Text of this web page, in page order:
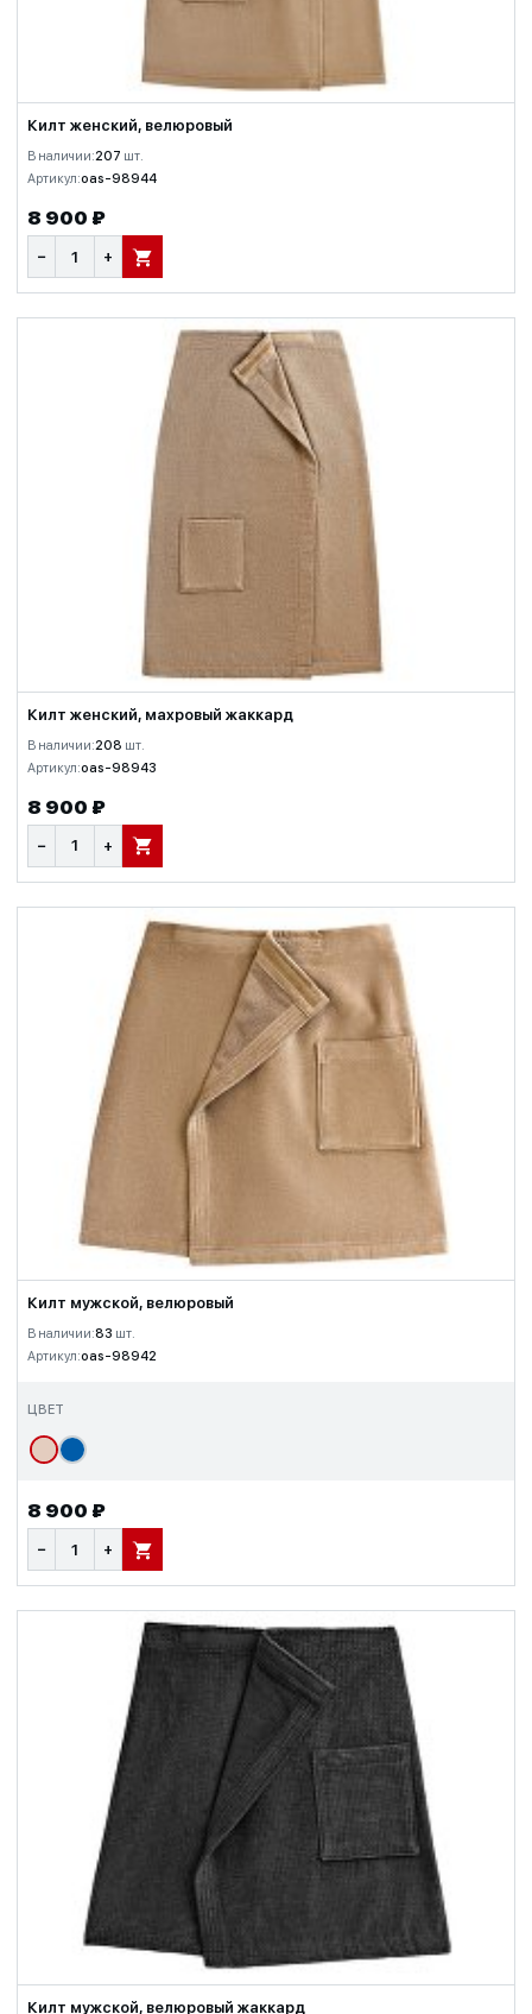
Килт женский, велюровый
В наличии:207 шт.
Артикул:oas-98944
8 900 ₽
− + В КОРЗИНУ
Килт женский, махровый жаккард
В наличии:208 шт.
Артикул:oas-98943
8 900 ₽
− + В КОРЗИНУ
Килт мужской, велюровый
В наличии:83 шт.
Артикул:oas-98942
ЦВЕТ
8 900 ₽
− + В КОРЗИНУ
Килт мужской, велюровый жаккард